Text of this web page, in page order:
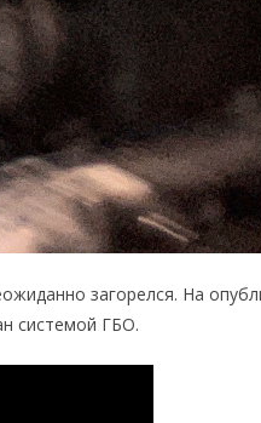
загорелся. На
системой ГБО.